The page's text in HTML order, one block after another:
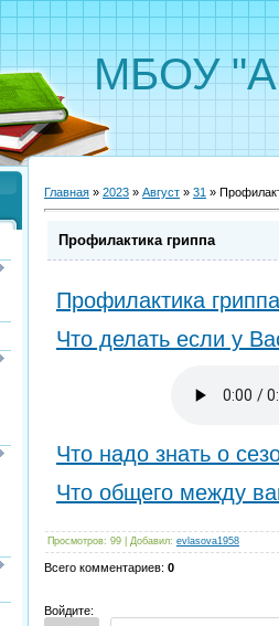
МБОУ
Главная » 2023 » Август » 31 »
Профилактика гриппа
Профилактика
Что делать если у
Что надо знать о
Что общего между
Просмотров: 99 Добавил: evlasova1958
Всего комментариев: 0
Войдите: